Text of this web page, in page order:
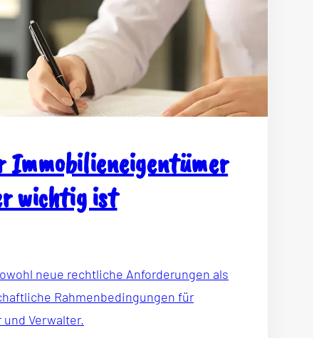
Immobilieneigentümer
wichtig ist
neue rechtliche Anforderungen als
Rahmenbedingungen für
Verwalter.